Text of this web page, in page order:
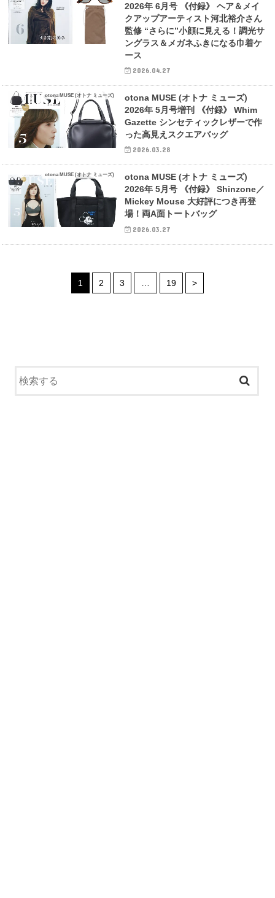
2026年 6月号 《付録》 ヘア＆メイ
クアップアーティスト河北裕介さん
監修 “さらに”小顔に見える！調光サ
ングラス＆メガネふきになる巾着ケ
ース
2026.04.27
otona MUSE (オトナ ミューズ)
otona MUSE (オトナ ミューズ)
2026年 5月号増刊 《付録》 Whim
Gazette シンセティックレザーで作
った高見えスクエアバッグ
2026.03.28
otona MUSE (オトナ ミューズ)
otona MUSE (オトナ ミューズ)
2026年 5月号 《付録》 Shinzone／
Mickey Mouse 大好評につき再登
場！両A面トートバッグ
2026.03.27
1 2 3 19 >